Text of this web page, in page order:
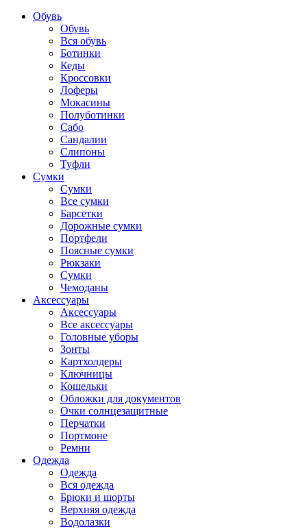
Обувь
Обувь
Вся обувь
Ботинки
Кеды
Кроссовки
Лоферы
Мокасины
Полуботинки
Сабо
Сандалии
Слипоны
Туфли
Сумки
Сумки
Все сумки
Барсетки
Дорожные сумки
Портфели
Поясные сумки
Рюкзаки
Сумки
Чемоданы
Аксессуары
Аксессуары
Все аксессуары
Головные уборы
Зонты
Картхолдеры
Ключницы
Кошельки
Обложки для документов
Очки солнцезащитные
Перчатки
Портмоне
Ремни
Одежда
Одежда
Вся одежда
Брюки и шорты
Верхняя одежда
Водолазки